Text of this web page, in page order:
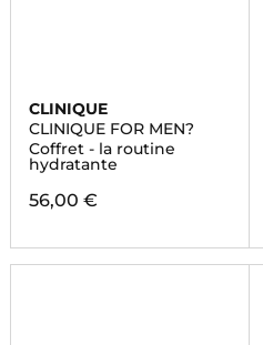
CLINIQUE
CLINIQUE FOR MEN?
Coffret - la routine
hydratante
56,00 €